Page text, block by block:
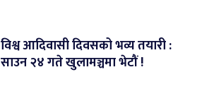
विश्व आदिवासी दिवसको भव्य तयारी :
साउन २४ गते खुलामञ्चमा भेटौं !